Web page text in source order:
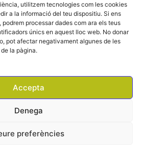
utilitzem tecnologies com les cookies
a la informació del teu dispositiu. Si ens
processar dades com ara els teus
únics en aquest lloc web. No donar
pot afectar negativament algunes de les
la pàgina.
Accepta
Denega
preferències
Econòmica
Plaça Verdaguer, 2
Sant Just Desvern,
934 804 800
Desvern · CIF: P0821900H · Tots els drets
Avís Legal